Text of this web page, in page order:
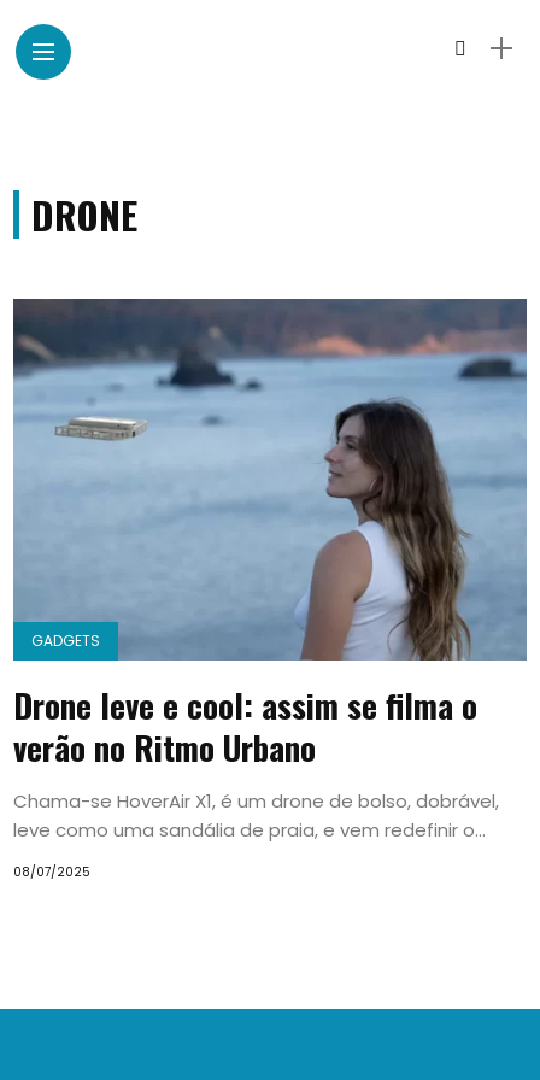
DRONE
GADGETS
Drone leve e cool: assim se filma o
verão no Ritmo Urbano
Chama-se HoverAir X1, é um drone de bolso, dobrável,
leve como uma sandália de praia, e vem redefinir o...
08/07/2025